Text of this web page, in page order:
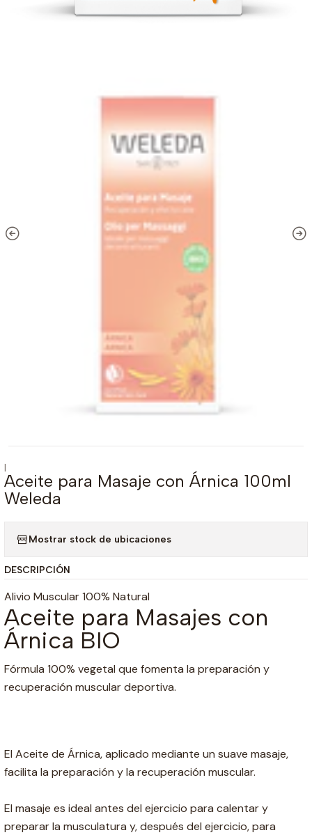
|
Aceite para Masaje con Árnica 100ml
Weleda
Mostrar stock de ubicaciones
DESCRIPCIÓN
Alivio Muscular 100% Natural
Aceite para Masajes con
Árnica BIO
Fórmula 100% vegetal que fomenta la preparación y
recuperación muscular deportiva.
El Aceite de Árnica, aplicado mediante un suave masaje,
facilita la preparación y la recuperación muscular.
El masaje es ideal antes del ejercicio para calentar y
preparar la musculatura y, después del ejercicio, para